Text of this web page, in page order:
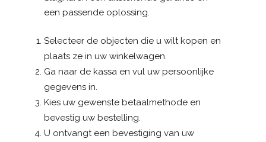
een passende oplossing.
Selecteer de objecten die u wilt kopen en
plaats ze in uw winkelwagen.
Ga naar de kassa en vul uw persoonlijke
gegevens in.
Kies uw gewenste betaalmethode en
bevestig uw bestelling.
U ontvangt een bevestiging van uw